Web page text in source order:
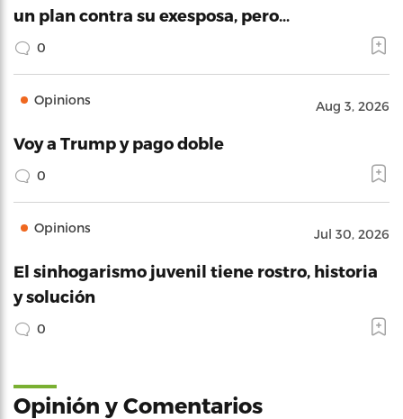
un plan contra su exesposa, pero…
0
Opinions Aug 3, 2026
Voy a Trump y pago doble
0
Opinions Jul 30, 2026
El sinhogarismo juvenil tiene rostro, historia
y solución
0
Opinión y Comentarios